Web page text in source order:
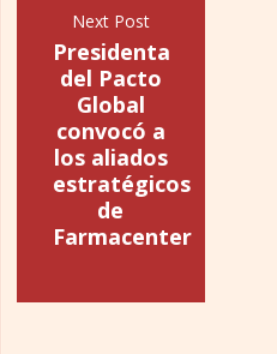
Next Post
Presidenta
del Pacto
Global
convocó a
los aliados
estratégicos
de
Farmacenter